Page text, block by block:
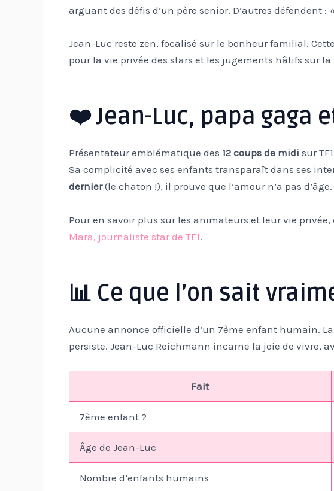
arguant des défis d’un père senior. D’autres défendent :
Jean-Luc reste zen, focalisé sur le bonheur familial.
pour la vie privée des stars et les jugements hâtifs sur
❤️ Jean-Luc, papa gaga
Présentateur emblématique des 12 coups de midi sur
Sa complicité avec ses enfants transparaît dans ses
dernier(le chaton !), il prouve que l’amour n’a pas d’âge.
Pour en savoir plus sur les animateurs et leur vie privée,
Mara, journaliste star de TF1.
📊 Ce que l’on sait
Aucune annonce officielle d’un 7ème enfant humain.
persiste. Jean-Luc Reichmann incarne la joie de vivre,
Fait
7ème enfant ?
Âge de Jean-Luc
Nombre d’enfants humains